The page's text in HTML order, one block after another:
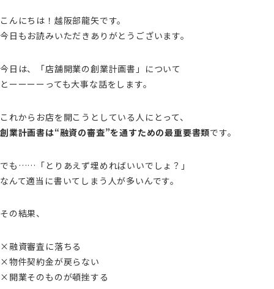
こんにちは！越阪部龍矢です。
今日もお読みいただきありがとうございます。
今日は、「店舗開業の創業計画書」について
とーーーーっても大事な話をします。
これからお店を開こうとしている人にとって、
創業計画書は“融資の審査”を通すための最重要書類です。
でも……「とりあえず埋めればいいでしょ？」
なんて適当に書いてしまう人が多いんです。
その結果、
×融資審査に落ちる
×物件契約金が戻らない
×開業そのものが頓挫する